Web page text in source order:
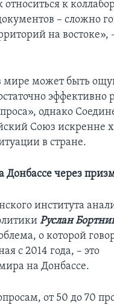
относиться к
– сложно
на востоке»,
мире может быть
эффективно
однако
Союз искренне
в стране.
Донбассе через
института
Руслан
о которой
с 2014 года, – это
на Донбассе.
от 50 до 70